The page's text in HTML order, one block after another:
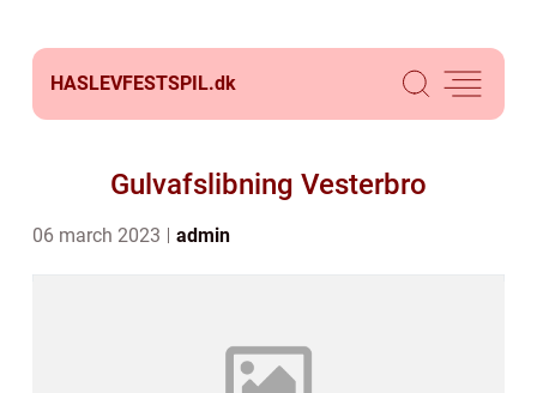
HASLEVFESTSPIL.dk
Gulvafslibning Vesterbro
06 march 2023 admin